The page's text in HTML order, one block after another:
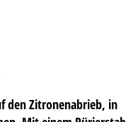
den Zitronenabrieb, in